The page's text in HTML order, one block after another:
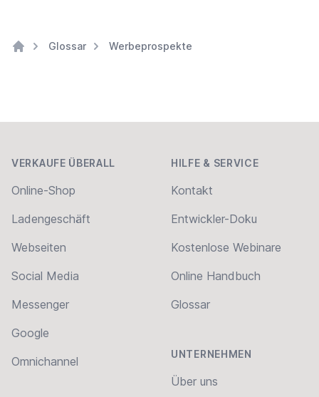
Glossar Werbeprospekte
VERKAUFE ÜBERALL
Online-Shop
Ladengeschäft
Webseiten
Social Media
Messenger
Google
Omnichannel
HILFE & SERVICE
Kontakt
Entwickler-Doku
Kostenlose Webinare
Online Handbuch
Glossar
UNTERNEHMEN
Über uns